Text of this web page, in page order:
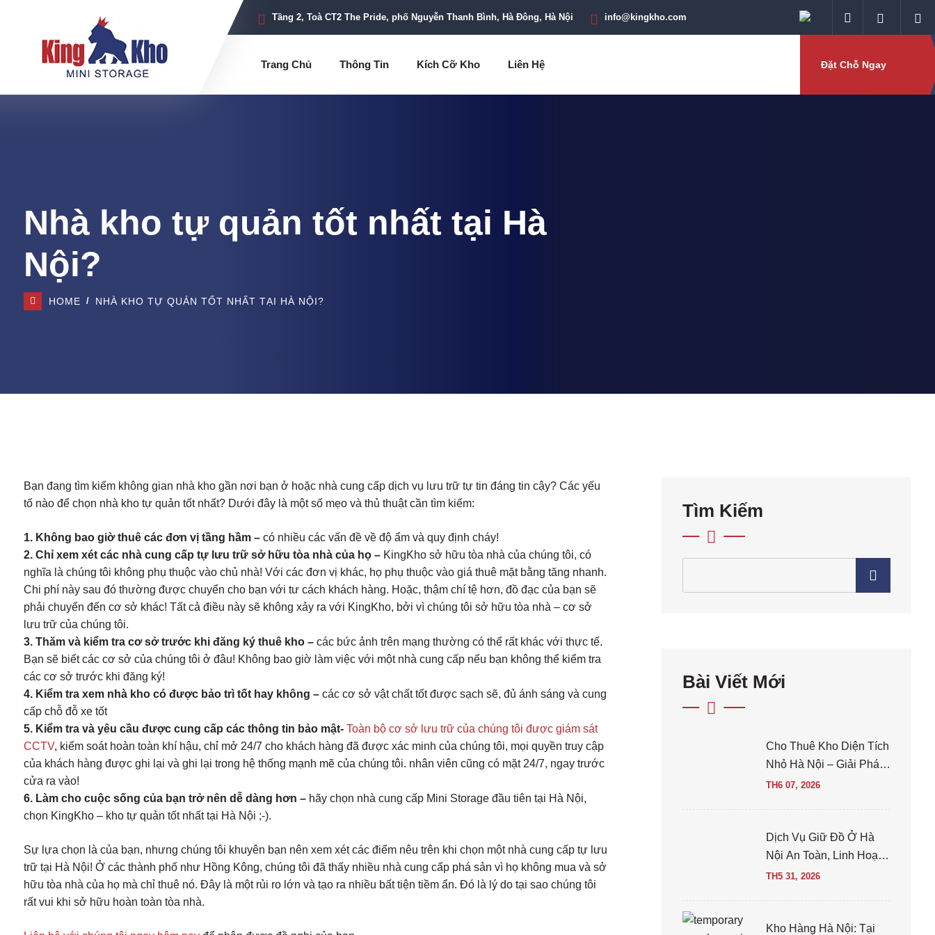
Tầng 2, Toà CT2 The Pride, phố Nguyễn Thanh Bình, Hà Đông, Hà Nội info@kingkho.com
Trang Chủ Thông Tin Kích Cỡ Kho Liên Hệ Đặt Chỗ Ngay
Nhà kho tự quản tốt nhất tại Hà
Nội?
HOME NHÀ KHO TỰ QUẢN TỐT NHẤT TẠI HÀ NỘI?
Bạn đang tìm kiếm không gian nhà kho gần nơi bạn ở hoặc nhà cung cấp dịch vụ lưu trữ tự tin đáng tin cậy? Các yếu
tố nào để chọn nhà kho tự quản tốt nhất? Dưới đây là một số mẹo và thủ thuật cần tìm kiếm:
1. Không bao giờ thuê các đơn vị tầng hầm – có nhiều các vấn đề về độ ẩm và quy định cháy!
2. Chỉ xem xét các nhà cung cấp tự lưu trữ sở hữu tòa nhà của họ – KingKho sở hữu tòa nhà của chúng tôi, có
nghĩa là chúng tôi không phụ thuộc vào chủ nhà! Với các đơn vị khác, họ phụ thuộc vào giá thuê mặt bằng tăng nhanh.
Chi phí này sau đó thường được chuyển cho bạn với tư cách khách hàng. Hoặc, thậm chí tệ hơn, đồ đạc của bạn sẽ
phải chuyển đến cơ sở khác! Tất cả điều này sẽ không xảy ra với KingKho, bởi vì chúng tôi sở hữu tòa nhà – cơ sở
lưu trữ của chúng tôi.
3. Thăm và kiểm tra cơ sở trước khi đăng ký thuê kho – các bức ảnh trên mạng thường có thể rất khác với thực tế.
Bạn sẽ biết các cơ sở của chúng tôi ở đâu! Không bao giờ làm việc với một nhà cung cấp nếu bạn không thể kiểm tra
các cơ sở trước khi đăng ký!
4. Kiểm tra xem nhà kho có được bảo trì tốt hay không – các cơ sở vật chất tốt được sạch sẽ, đủ ánh sáng và cung
cấp chỗ đỗ xe tốt
5. Kiểm tra và yêu cầu được cung cấp các thông tin bảo mật- Toàn bộ cơ sở lưu trữ của chúng tôi được giám sát
CCTV, kiểm soát hoàn toàn khí hậu, chỉ mở 24/7 cho khách hàng đã được xác minh của chúng tôi, mọi quyền truy cập
của khách hàng được ghi lại và ghi lại trong hệ thống mạnh mẽ của chúng tôi. nhân viên cũng có mặt 24/7, ngay trước
cửa ra vào!
6. Làm cho cuộc sống của bạn trở nên dễ dàng hơn – hãy chọn nhà cung cấp Mini Storage đầu tiên tại Hà Nội,
chọn KingKho – kho tự quản tốt nhất tại Hà Nội ;-).
Sự lựa chọn là của bạn, nhưng chúng tôi khuyên bạn nên xem xét các điểm nêu trên khi chọn một nhà cung cấp tự lưu
trữ tại Hà Nội! Ở các thành phố như Hồng Kông, chúng tôi đã thấy nhiều nhà cung cấp phá sản vì họ không mua và sở
hữu tòa nhà của họ mà chỉ thuê nó. Đây là một rủi ro lớn và tạo ra nhiều bất tiện tiềm ẩn. Đó là lý do tại sao chúng tôi
rất vui khi sở hữu hoàn toàn tòa nhà.
Tìm Kiếm
Bài Viết Mới
Cho Thuê Kho Diện Tích
Nhỏ Hà Nội – Giải Pháp
Lưu Trữ Linh Hoạt Cho
TH6 07, 2026
Dịch Vụ Giữ Đồ Ở Hà
Nội An Toàn, Linh Hoạt
KingKho
TH5 31, 2026
Kho Hàng Hà Nội: Tại